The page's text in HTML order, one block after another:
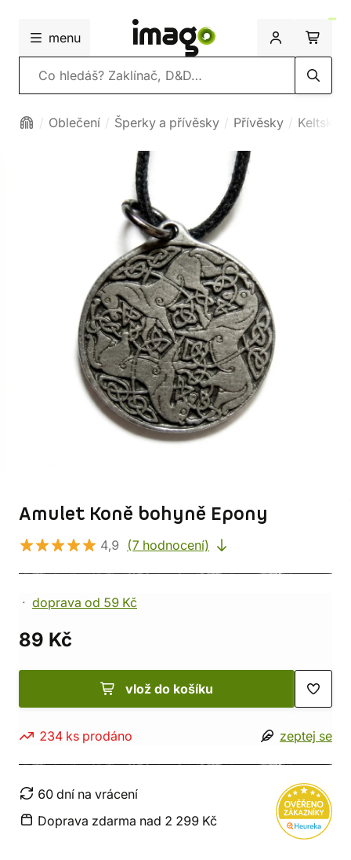
menu
Vyhledávání
Oblečení Šperky a přívěsky Přívěsky Keltské
Amulet Koně bohyně Epony
4,9 (7 hodnocení)
doprava od 59 Kč
89 Kč
vlož do košíku
234 ks prodáno zeptej se
60 dní na vrácení
Doprava zdarma nad 2 299 Kč